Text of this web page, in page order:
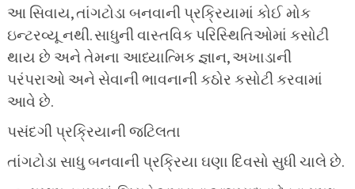
આ સિવાય, તાંગટોડા બનવાની પ્રક્રિયામાં કોઈ મોક
ઇન્ટરવ્યૂ નથી. સાધુની વાસ્તવિક પરિસ્થિતિઓમાં કસોટી
થાય છે અને તેમના આધ્યાત્મિક જ્ઞાન, અખાડાની
પરંપરાઓ અને સેવાની ભાવનાની કઠોર કસોટી કરવામાં
આવે છે.
પસંદગી પ્રક્રિયાની જટિલતા
તાંગટોડા સાધુ બનવાની પ્રક્રિયા ઘણા દિવસો સુધી ચાલે છે.